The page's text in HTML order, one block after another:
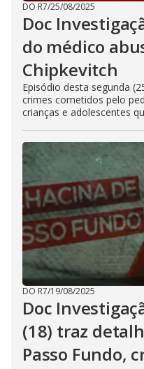
DO R7/25/08/2025
Doc
do médico
Chipkevitch
Episódio desta segunda
crimes cometidos pelo
crianças e adolescentes
DO R7/19/08/2025
Doc
(18) traz
Passo Fundo,